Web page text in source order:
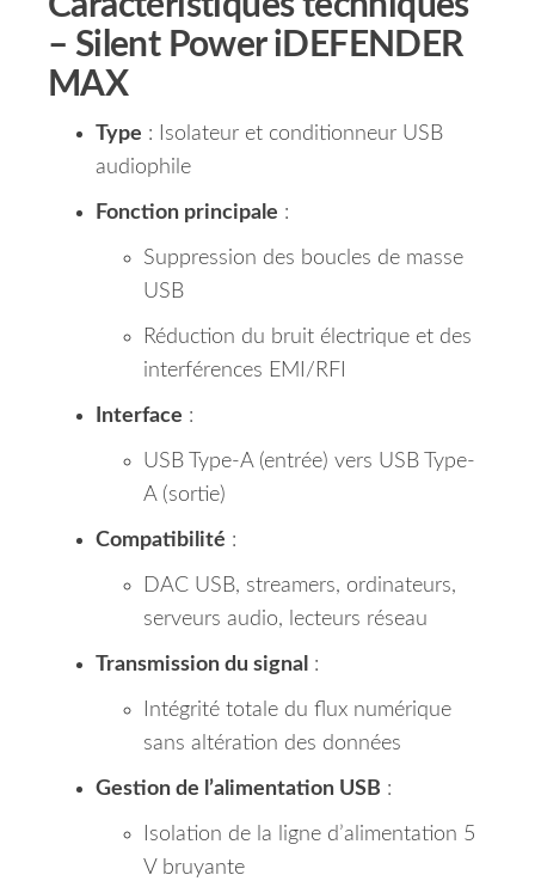
– Silent Power iDEFENDER
MAX
Type : Isolateur et conditionneur USB
audiophile
Fonction principale :
Suppression des boucles de masse
USB
Réduction du bruit électrique et des
interférences EMI/RFI
Interface :
USB Type-A (entrée) vers USB Type-
A (sortie)
Compatibilité :
DAC USB, streamers, ordinateurs,
serveurs audio, lecteurs réseau
Transmission du signal :
Intégrité totale du flux numérique
sans altération des données
Gestion de l’alimentation USB :
Isolation de la ligne d’alimentation 5
V bruyante